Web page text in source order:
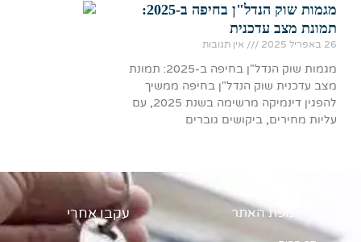
מגמות שוק הנדל"ן בחיפה ב-2025:
תמונת מצב עדכנית
26 באפריל 2025 אין תגובות
מגמות שוק הנדל"ן בחיפה ב-2025: תמונת
מצב עדכנית שוק הנדל"ן בחיפה ממשיך
להפגין דינמיקה מרשימה בשנת 2025, עם
עליות מחירים, ביקושים גוברים
מפת האתר עקבו אחרי